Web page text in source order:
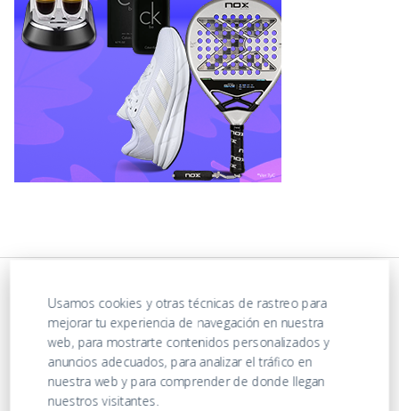
https://ofertasenjuguetes.com/privacy-policy/
Usamos cookies y otras técnicas de rastreo para
mejorar tu experiencia de navegación en nuestra
web, para mostrarte contenidos personalizados y
anuncios adecuados, para analizar el tráfico en
nuestra web y para comprender de donde llegan
nuestros visitantes.